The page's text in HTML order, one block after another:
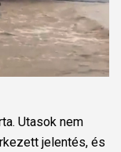
Utasok nem
jelentés, és